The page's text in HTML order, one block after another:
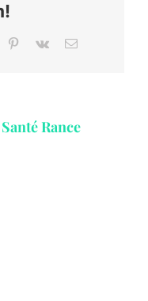
Pinterest
Vk Email
Rance